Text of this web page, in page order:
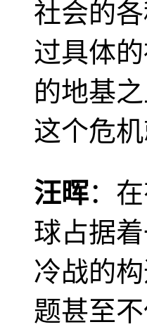
社会的
过具体
的地基
这个危
汪晖：
球占据
冷战的
题甚至